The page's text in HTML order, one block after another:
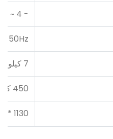
- 4 ~ -5 ℃
/ 50Hz
7 كيلو واط
450 كجم
1130 * 760 * 1530 ملم